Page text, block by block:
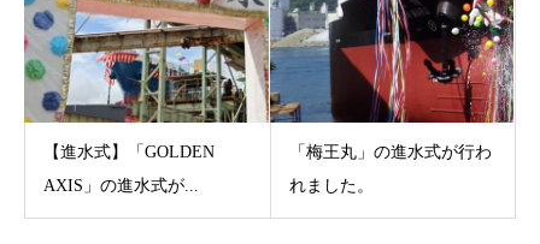
【進水式】「GOLDEN
AXIS」の進水式が...
「梅王丸」の進水式が行わ
れました。